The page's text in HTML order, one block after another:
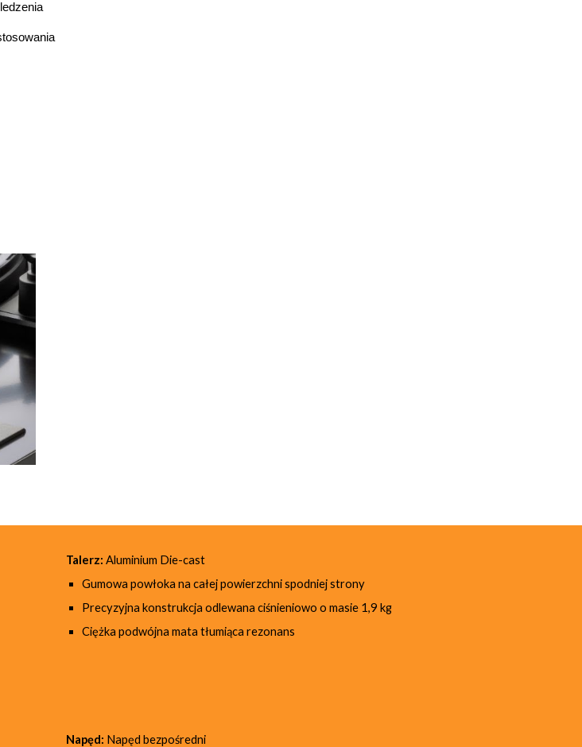
Talerz: Aluminium Die-cast
Gumowa powłoka na całej powierzchni spodniej strony
Precyzyjna konstrukcja odlewana ciśnieniowo o masie 1,9 kg
Ciężka podwójna mata tłumiąca rezonans
Napęd: Napęd bezpośredni